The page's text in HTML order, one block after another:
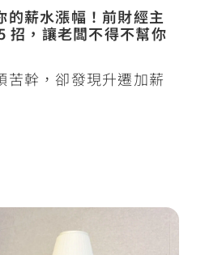
的薪水漲幅！前財經主
招，讓老闆不得不幫你
苦幹，卻發現升遷加薪